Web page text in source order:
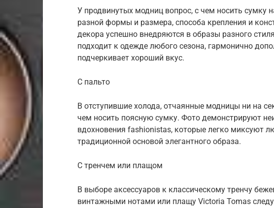
У продвинутых модниц вопрос, с чем носить сумку
разной формы и размера, способа крепления и
декора успешно внедряются в образы разного
подходит к одежде любого сезона, гармонично
подчеркивает хороший вкус.
С пальто
В отступившие холода, отчаянные модницы ни на
чем носить поясную сумку. Фото демонстрируют
вдохновения fashionistas, которые легко миксуют
традиционной основой элегантного образа.
С тренчем или плащом
В выборе аксессуаров к классическому тренчу
винтажными нотами или плащу Victoria Tomas